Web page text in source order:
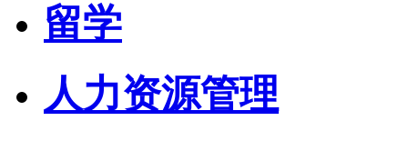
留学
人力资源管理